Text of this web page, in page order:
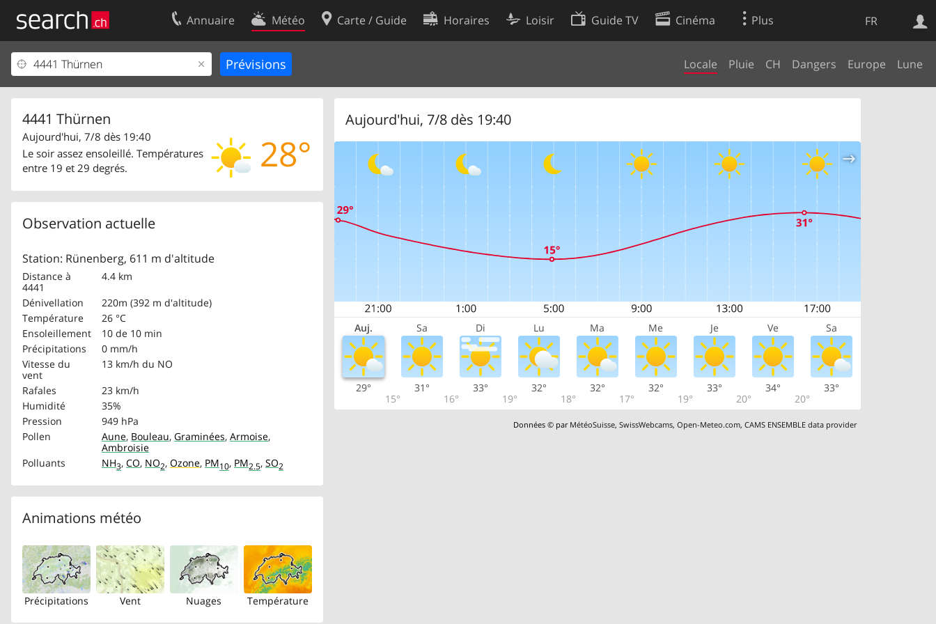
FR
Annuaire Météo Carte / Guide Horaires Loisir Guide TV Cinéma Plus
Locale Pluie CH Dangers Europe Lune
4441 Thürnen
28°
Aujourd'hui, 7/8 dès 19:40
Le soir assez ensoleillé. Températures
entre 19 et 29 degrés.
Observation actuelle
Station: Rünenberg, 611 m d'altitude
Distance à
4441
4.4 km
Dénivellation
220m (392 m d'altitude)
Température
26 °C
Ensoleillement
10 de 10 min
Précipitations
0 mm/h
Vitesse du
vent
13 km/h du NO
Rafales
23 km/h
Humidité
35%
Pression
949 hPa
Pollen
Aune, Bouleau, Graminées, Armoise,
Ambroisie
Polluants
NH3, CO, NO2, Ozone, PM10, PM2.5, SO2
Animations météo
Précipitations Vent Nuages Température
Aujourd'hui, 7/8 dès 19:40
Auj. Sa Di Lu Ma Me Je Ve Sa
29°
15°
31°
16°
33°
19°
32°
18°
32°
17°
32°
19°
33°
20°
34°
20°
33°
Données © par MétéoSuisse,SwissWebcams,Open-Meteo.com,CAMS ENSEMBLE data provider
Web
Votre inscription
Centre clients
Mentions Légales
Contact
Conditions d’utilisation
Préférences de cookies